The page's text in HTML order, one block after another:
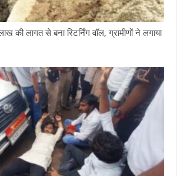
की लागत से बना रिटर्निंग वॉल, ग्रामीणों ने लगाया